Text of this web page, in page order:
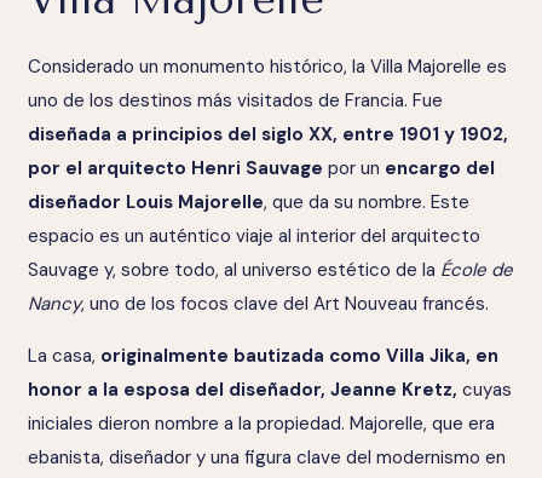
Considerado un monumento histórico, la Villa Majorelle es
uno de los destinos más visitados de Francia. Fue
diseñada a principios del siglo XX, entre 1901 y 1902,
por el arquitecto Henri Sauvage por un encargo del
diseñador Louis Majorelle, que da su nombre. Este
espacio es un auténtico viaje al interior del arquitecto
Sauvage y, sobre todo, al universo estético de la École de
Nancy, uno de los focos clave del Art Nouveau francés.
La casa, originalmente bautizada como Villa Jika, en
honor a la esposa del diseñador, Jeanne Kretz, cuyas
iniciales dieron nombre a la propiedad. Majorelle, que era
ebanista, diseñador y una figura clave del modernismo en